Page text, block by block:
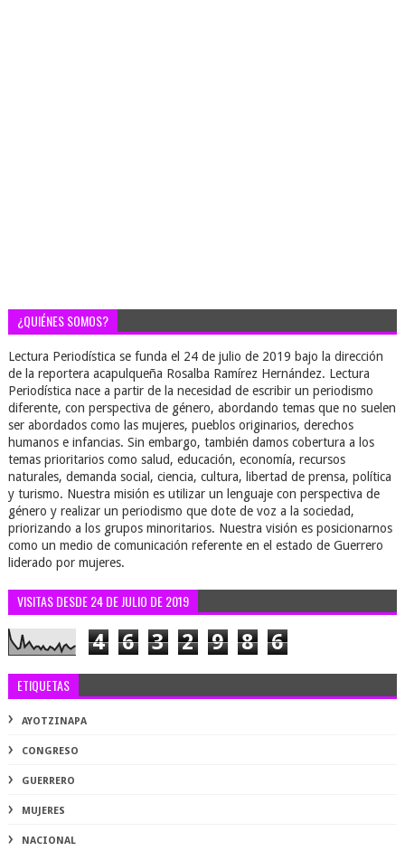
¿QUIÉNES SOMOS?
Lectura Periodística se funda el 24 de julio de 2019 bajo la dirección
de la reportera acapulqueña Rosalba Ramírez Hernández. Lectura
Periodística nace a partir de la necesidad de escribir un periodismo
diferente, con perspectiva de género, abordando temas que no suelen
ser abordados como las mujeres, pueblos originarios, derechos
humanos e infancias. Sin embargo, también damos cobertura a los
temas prioritarios como salud, educación, economía, recursos
naturales, demanda social, ciencia, cultura, libertad de prensa, política
y turismo. Nuestra misión es utilizar un lenguaje con perspectiva de
género y realizar un periodismo que dote de voz a la sociedad,
priorizando a los grupos minoritarios. Nuestra visión es posicionarnos
como un medio de comunicación referente en el estado de Guerrero
liderado por mujeres.
VISITAS DESDE 24 DE JULIO DE 2019
4 6 3 2 9 8 6
ETIQUETAS
AYOTZINAPA
CONGRESO
GUERRERO
MUJERES
NACIONAL